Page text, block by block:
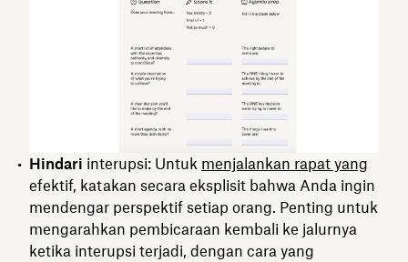
Hindari interupsi: Untuk menjalankan rapat yang
efektif, katakan secara eksplisit bahwa Anda ingin
mendengar perspektif setiap orang. Penting untuk
mengarahkan pembicaraan kembali ke jalurnya
ketika interupsi terjadi, dengan cara yang